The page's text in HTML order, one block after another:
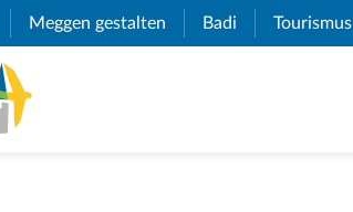
(External Link)
Meggen gestalten (External Link)
Badi (External Link)
Tourismus